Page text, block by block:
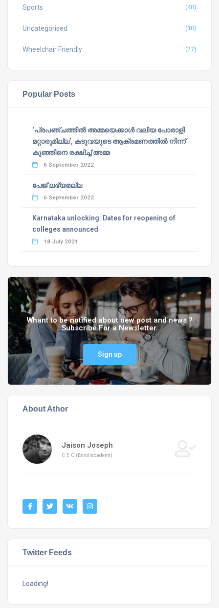
Sports (40)
Uncategorised (10)
Wheelchair Friendly (27)
Popular Posts
‘പ്രപഞ്ചത്തില്‍ അമ്മയെക്കാള്‍ വലിയ പോരാളി
മറ്റാരുമില്ല’, കടുവയുടെ ആക്രമണത്തില്‍ നിന്ന്
കുഞ്ഞിനെ രക്ഷിച്ച് അമ്മ
6 September 2022
പേജ് ലഭ്യമല്ല
6 September 2022
Karnataka unlocking: Dates for reopening of
colleges announced
18 July 2021
Whant to be notified about new post and news ?
Subscribe For a Newsletter.
Sign up
About Athor
Jaison Joseph
C.E.O (Enrollacademt)
Twitter Feeds
Loading!